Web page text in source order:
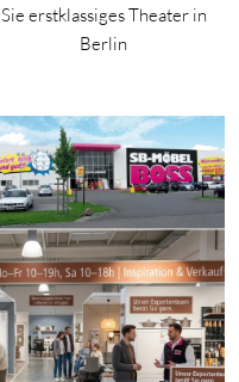
Sie erstklassiges Theater in
Berlin